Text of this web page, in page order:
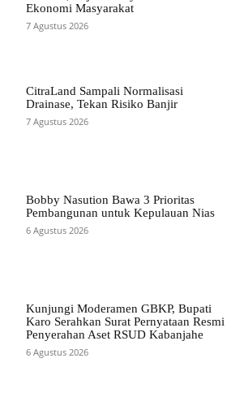
Ekonomi Masyarakat
7 Agustus 2026
CitraLand Sampali Normalisasi
Drainase, Tekan Risiko Banjir
7 Agustus 2026
Bobby Nasution Bawa 3 Prioritas
Pembangunan untuk Kepulauan Nias
6 Agustus 2026
Kunjungi Moderamen GBKP, Bupati
Karo Serahkan Surat Pernyataan Resmi
Penyerahan Aset RSUD Kabanjahe
6 Agustus 2026